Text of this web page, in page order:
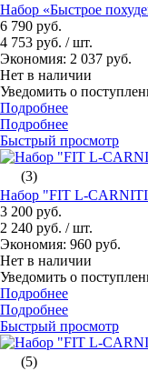
Набор «Быстрое
6 790 руб.
4 753 руб. / шт.
Экономия: 2 037 руб.
Нет в наличии
Уведомить о
Подробнее
Подробнее
Быстрый просмотр
(3)
Набор "FIT L-
3 200 руб.
2 240 руб. / шт.
Экономия: 960 руб.
Нет в наличии
Уведомить о
Подробнее
Подробнее
Быстрый просмотр
(5)